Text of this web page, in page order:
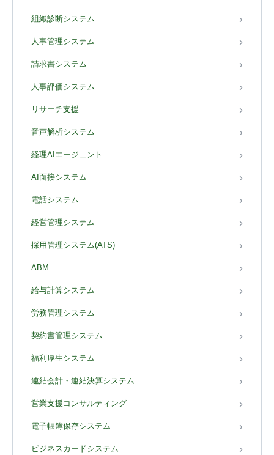
組織診断システム
人事管理システム
請求書システム
人事評価システム
リサーチ支援
音声解析システム
経理AIエージェント
AI面接システム
電話システム
経営管理システム
採用管理システム(ATS)
ABM
給与計算システム
労務管理システム
契約書管理システム
福利厚生システム
連結会計・連結決算システム
営業支援コンサルティング
電子帳簿保存システム
ビジネスカードシステム